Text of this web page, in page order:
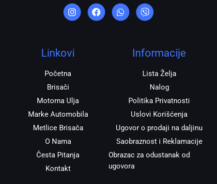
n
s
t
r
a
a
c
e
h
a
t
i
b
e
Linkovi
Početna
Brisači
Motorna Ulja
Marke Automobila
Metlice Brisača
O Nama
Česta Pitanja
Kontakt
Informacije
Lista Želja
Nalog
Politika Privatnosti
Uslovi Korišćenja
Ugovor o prodaji na daljinu
Saobraznost i Reklamacije
Obrazac za odustanak od
ugovora